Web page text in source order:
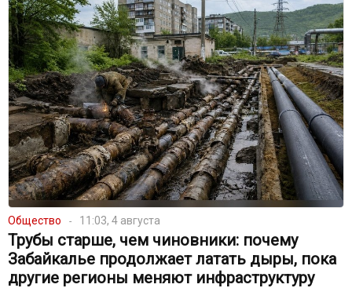
Общество 11:03, 4 августа
Трубы старше, чем чиновники: почему
Забайкалье продолжает латать дыры, пока
другие регионы меняют инфраструктуру